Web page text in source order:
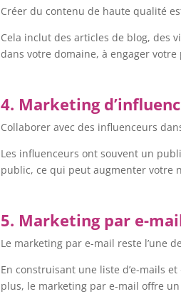
Créer du contenu de haute qualité
Cela inclut des articles de blog, des
dans votre domaine, à engager
4. Marketing
Collaborer avec des influenceurs
Les influenceurs ont souvent un
public, ce qui peut augmenter votre
5. Marketing par e-
Le marketing par e-mail reste l’une
En construisant une liste d’e-mails
plus, le marketing par e-mail offre